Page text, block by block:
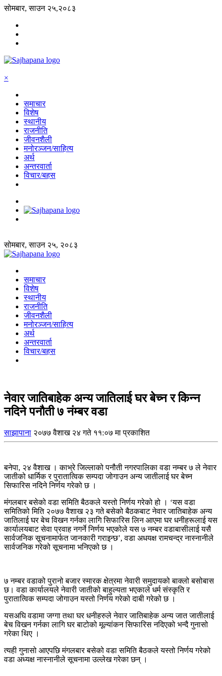
सोमबार, साउन २५,२०८३
×
समाचार
विशेष
स्थानीय
राजनीति
जीवनशैली
मनोरञ्जन/साहित्य
अर्थ
अन्तरवार्ता
विचार/बहस
सोमबार, साउन २५, २०८३
समाचार
विशेष
स्थानीय
राजनीति
जीवनशैली
मनोरञ्जन/साहित्य
अर्थ
अन्तरवार्ता
विचार/बहस
नेवार जातिबाहेक अन्य जातिलाई घर बेच्न र किन्न
नदिने पनौती ७ नंम्बर वडा
साझापाना २०७७ वैशाख २४ गते ११:०७ मा प्रकाशित
बनेपा, २४ वैशाख । काभ्रे जिल्लाको पनौती नगरपालिका वडा नम्बर ७ ले नेवार
जातीको धार्मिक र पुरातात्विक सम्पदा जोगाउन अन्य जातीलाई घर बेच्न
सिफारिस नदिने निर्णय गरेको छ ।
मंगलबार बसेको वडा समिति बैठकले यस्तो निर्णय गरेको हो । ‘यस वडा
समितिको मिति २०७७ वैशाख २३ गते बसेको बैठकबाट नेवार जातिबाहेक अन्य
जातिलाई घर बेच विखन गर्नका लागि सिफारिस लिन आएमा घर धनीहरूलाई यस
कार्यालयबाट सेवा प्रवाह नगर्ने निर्णय भएकोले यस ७ नम्बर वडाबासीलाई यसै
सार्वजनिक सूचनामार्फत जानकारी गराइन्छ’, वडा अधयक्ष रामचन्द्र नास्नानीले
सार्वजनिक गरेको सूचनामा भनिएको छ ।
७ नम्बर वडाको पुरानो बजार स्मारक क्षेत्रमा नेवारी समुदायको बाक्लो बसोबास
छ। वडा कार्यालयले नेवारी जातीको बाहुल्यता भएकाले धर्म संस्कृति र
पुरातात्विक सम्पदा जोगाउन यस्तो निर्णय गरेको दाबी गरेको छ ।
यसअघि वडामा जग्गा तथा घर धनीहरुले नेवार जातिबाहेक अन्य जात जातीलाई
बेच विखन गर्नका लागि घर बाटोको मूल्यांकन सिफारिस नदिएको भन्दै गुनासो
गरेका थिए ।
त्यही गुनासो आएपछि मंगलबार बसेको वडा समिति बैठकले यस्तो निर्णय गरेको
वडा अध्यक्ष नास्नानीले सूचनामा उल्लेख गरेका छन् ।